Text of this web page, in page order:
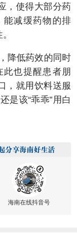
，使得大部分药
能减缓药物的排
降低药效的同时
也提醒患者朋
，就用饮料送服
是该“乖乖”用白
海南在线抖音号